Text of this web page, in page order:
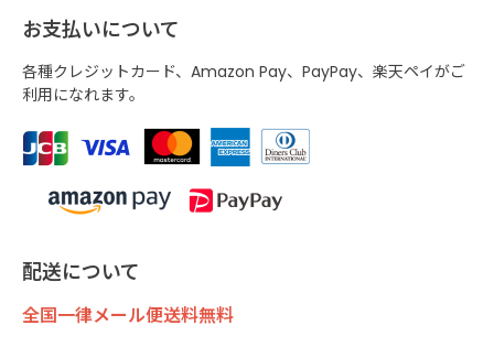
お支払いについて
各種クレジットカード、Amazon Pay、PayPay、楽天ペイがご
利用になれます。
配送について
全国一律メール便送料無料